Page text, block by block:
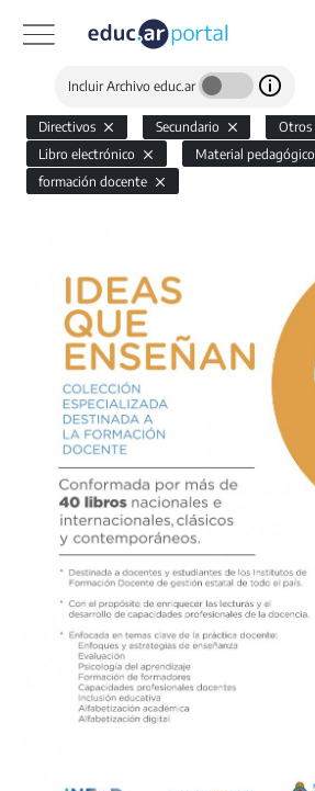
Incluir Archivo educ.ar
Directivos Secundario
Otros
Libro electrónico
Material pedagógico
formación docente